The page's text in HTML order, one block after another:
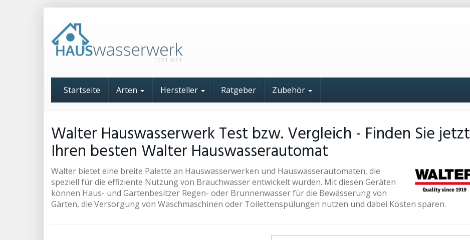
Startseite Arten Hersteller Ratgeber Zubehör
Walter Hauswasserwerk Test bzw. Vergleich - Finden Sie jetzt
Ihren besten Walter Hauswasserautomat
Walter bietet eine breite Palette an Hauswasserwerken und Hauswasserautomaten, die
speziell für die effiziente Nutzung von Brauchwasser entwickelt wurden. Mit diesen Geräten
können Haus- und Gartenbesitzer Regen- oder Brunnenwasser für die Bewässerung von
Gärten, die Versorgung von Waschmaschinen oder Toilettenspülungen nutzen und dabei Kosten sparen.